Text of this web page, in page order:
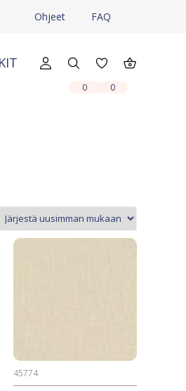
Ohjeet FAQ
0 0
45774